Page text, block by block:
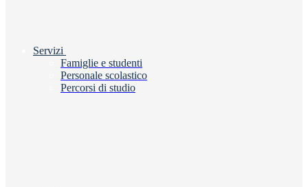
Servizi
Famiglie e studenti
Personale scolastico
Percorsi di studio